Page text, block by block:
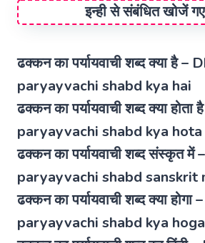
इन्ही से संबंधित खोजें
ढक्कन का पर्यायवाची शब्द क्या है –
paryayvachi shabd kya hai
ढक्कन का पर्यायवाची शब्द क्या
paryayvachi shabd kya hota
ढक्कन का पर्यायवाची शब्द संस्कृत
paryayvachi shabd sanskrit
ढक्कन का पर्यायवाची शब्द क्या
paryayvachi shabd kya hoga